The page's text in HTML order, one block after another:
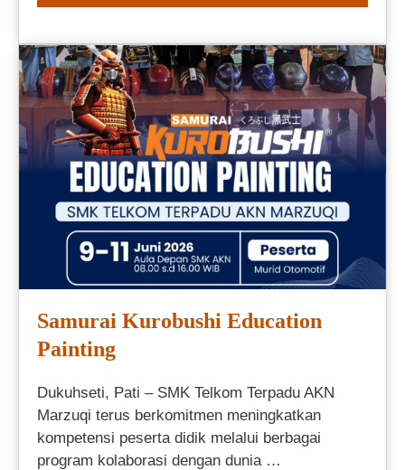
Samurai Kurobushi Education
Painting
Dukuhseti, Pati – SMK Telkom Terpadu AKN
Marzuqi terus berkomitmen meningkatkan
kompetensi peserta didik melalui berbagai
program kolaborasi dengan dunia …